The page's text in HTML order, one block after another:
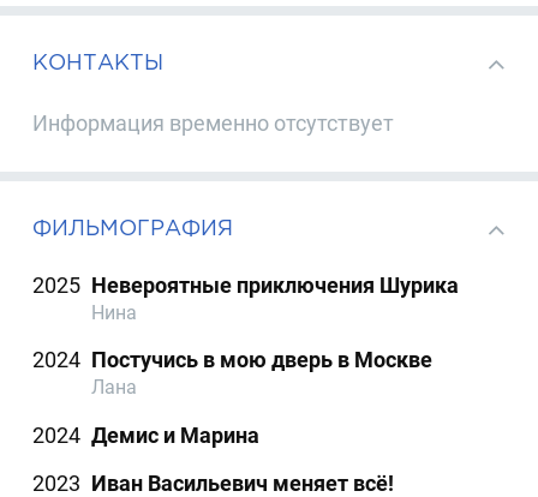
КОНТАКТЫ
Информация временно отсутствует
ФИЛЬМОГРАФИЯ
2025 Невероятные приключения Шурика
Нина
2024 Постучись в мою дверь в Москве
Лана
2024 Демис и Марина
2023 Иван Васильевич меняет всё!